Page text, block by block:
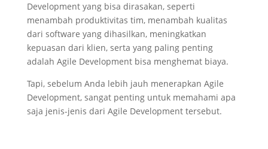
Development yang bisa dirasakan, seperti
menambah produktivitas tim, menambah kualitas
dari software yang dihasilkan, meningkatkan
kepuasan dari klien, serta yang paling penting
adalah Agile Development bisa menghemat biaya.
Tapi, sebelum Anda lebih jauh menerapkan Agile
Development, sangat penting untuk memahami apa
saja jenis-jenis dari Agile Development tersebut.